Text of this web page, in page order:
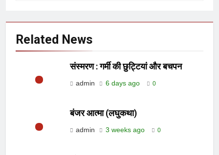
Related News
संस्मरण : गर्मी की छुट्टियां और बचपन
admin 6 days ago 0
बंजर आत्मा (लघुकथा)
admin 3 weeks ago 0